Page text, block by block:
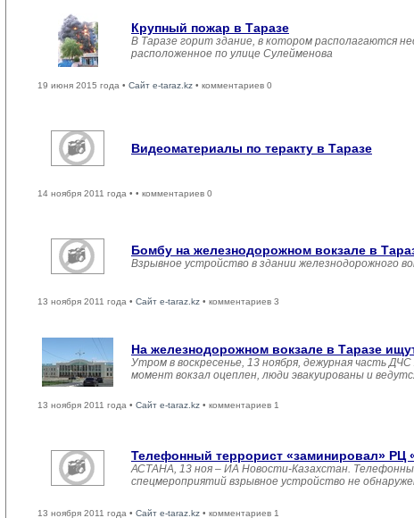
Крупный пожар в Таразе
В Таразе горит здание, в котором располагаются
расположенное по улице Сулейменова
19 июня 2015 года • Сайт e-taraz.kz • комментариев 0
Видеоматериалы по теракту в Таразе
14 ноября 2011 года • • комментариев 0
Бомбу на железнодорожном вокзале в
Взрывное устройство в здании железнодорожного
13 ноября 2011 года • Сайт e-taraz.kz • комментариев 3
На железнодорожном вокзале в Таразе
Утром в воскресенье, 13 ноября, дежурная часть
момент вокзал оцеплен, люди эвакуированы и
13 ноября 2011 года • Сайт e-taraz.kz • комментариев 1
Телефонный террорист «заминировал» РЦ
АСТАНА, 13 ноя – ИА Новости-Казахстан.
спецмероприятий взрывное устройство не
13 ноября 2011 года • Сайт e-taraz.kz • комментариев 1